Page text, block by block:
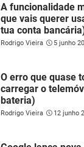
A funcionalidade
que vais querer
tua conta
Rodrigo Vieira 5 junho
O erro que quase
carregar o
bateria)
Rodrigo Vieira 12 junho